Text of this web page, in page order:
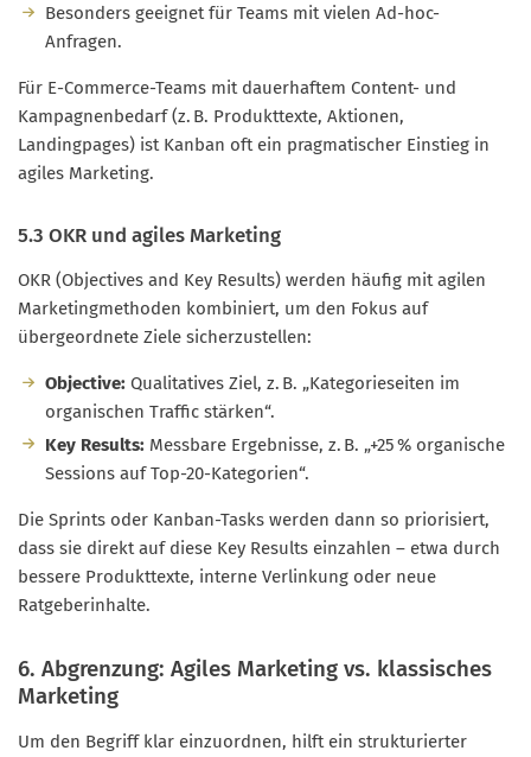
Besonders geeignet für Teams mit vielen Ad-hoc-
Anfragen.
Für E-Commerce-Teams mit dauerhaftem Content- und
Kampagnenbedarf (z. B. Produkttexte, Aktionen,
Landingpages) ist Kanban oft ein pragmatischer Einstieg in
agiles Marketing.
5.3 OKR und agiles Marketing
OKR (Objectives and Key Results) werden häufig mit agilen
Marketingmethoden kombiniert, um den Fokus auf
übergeordnete Ziele sicherzustellen:
Objective: Qualitatives Ziel, z. B. „Kategorieseiten im
organischen Traffic stärken“.
Key Results: Messbare Ergebnisse, z. B. „+25 % organische
Sessions auf Top-20-Kategorien“.
Die Sprints oder Kanban-Tasks werden dann so priorisiert,
dass sie direkt auf diese Key Results einzahlen – etwa durch
bessere Produkttexte, interne Verlinkung oder neue
Ratgeberinhalte.
6. Abgrenzung: Agiles Marketing vs. klassisches
Marketing
Um den Begriff klar einzuordnen, hilft ein strukturierter